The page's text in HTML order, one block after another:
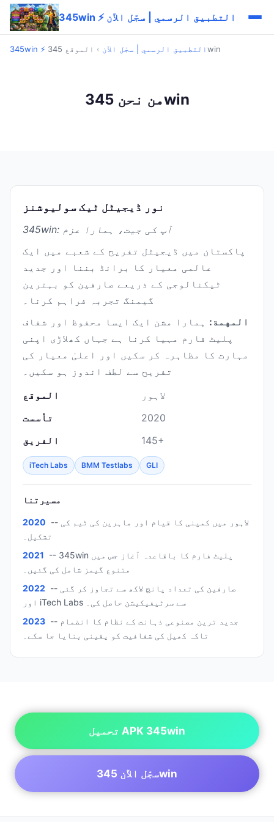
345win ⚡ التطبيق الرسمي | سجّل الآن
345win ⚡ التطبيق الرسمي | سجّل الآن › الموقع 345win
من نحن 345win
نور ڈیجیٹل ٹیک سولیوشنز
345win: آپ کی جیت، ہمارا عزم
پاکستان میں ڈیجیٹل تفریح کے شعبے میں ایک
عالمی معیار کا برانڈ بننا اور جدید
ٹیکنالوجی کے ذریعے صارفین کو بہترین
گیمنگ تجربہ فراہم کرنا۔
المهمة: ہمارا مشن ایک ایسا محفوظ اور شفاف
پلیٹ فارم مہیا کرنا ہے جہاں کھلاڑی اپنی
مہارت کا مظاہرہ کر سکیں اور اعلیٰ معیار کی
تفریح سے لطف اندوز ہو سکیں۔
الموقع
لاہور
تأسست
2020
الفريق
145+
iTech Labs BMM Testlabs GLI
مسيرتنا
2020 -- لاہور میں کمپنی کا قیام اور ماہرین کی ٹیم کی
تشکیل۔
2021 -- 345win پلیٹ فارم کا باقاعدہ آغاز جس میں
متنوع گیمز شامل کی گئیں۔
2022 -- صارفین کی تعداد پانچ لاکھ سے تجاوز کر گئی
اور iTech Labs سے سرٹیفیکیشن حاصل کی۔
2023 -- جدید ترین مصنوعی ذہانت کے نظام کا انضمام
تاکہ کھیل کی شفافیت کو یقینی بنایا جا سکے۔
تحميل APK 345win
سجّل الآن 345win